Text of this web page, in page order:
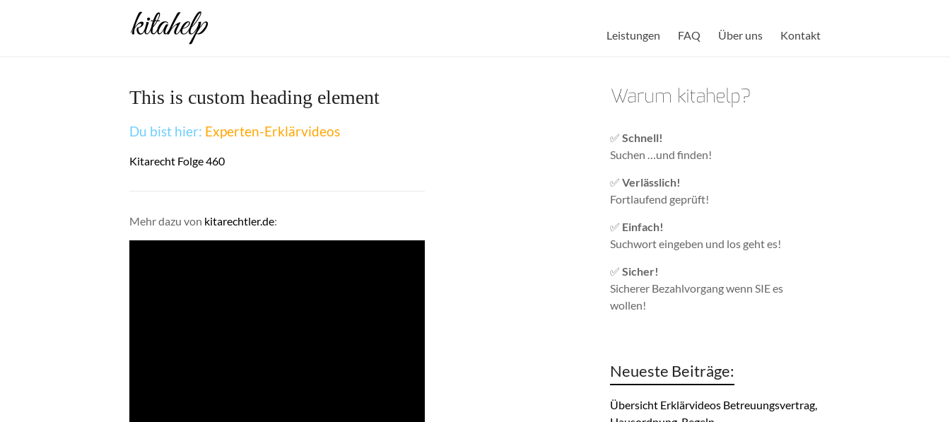
Leistungen FAQ Über uns Kontakt
This is custom heading element
Du bist hier: Experten-Erklärvideos
Kitarecht Folge 460
Mehr dazu von kitarechtler.de:
✅ Schnell!
Suchen …und finden!
✅ Verlässlich!
Fortlaufend geprüft!
✅ Einfach!
Suchwort eingeben und los geht es!
✅ Sicher!
Sicherer Bezahlvorgang wenn SIE es
wollen!
Neueste Beiträge:
Übersicht Erklärvideos Betreuungsvertrag,